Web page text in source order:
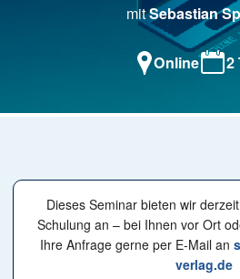
mitSebastian
Online 2
Dieses Seminar bieten wir
Schulung an – bei Ihnen vor Ort
Ihre Anfrage gerne per E-Mail an
verlag.de